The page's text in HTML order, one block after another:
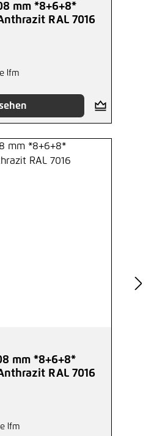
mm *8+6+8*
RAL 7016
lfm
mm *8+6+8*
RAL 7016
lfm